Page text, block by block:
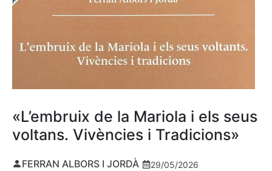
«L’embruix de la Mariola i els seus
voltans. Vivències i Tradicions»
FERRAN ALBORS I JORDÀ 29/05/2026